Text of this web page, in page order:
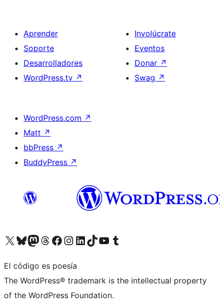
Aprender
Soporte
Desarrolladores
WordPress.tv ↗
Involúcrate
Eventos
Donar ↗
Swag ↗
WordPress.com ↗
Matt ↗
bbPress ↗
BuddyPress ↗
Visita nuestra cuenta de X (anteriormente Twitter)
Visita nuestra cuenta de Bluesky
Visita nuestra cuenta de Mastodon
Visita nuestra cuenta de Threads
Visita nuestra página de Facebook
Visita nuestra cuenta de Instagram
Visita nuestra cuenta de LinkedIn
Visita nuestra cuenta de TikTok
Visita nuestro canal de YouTube
Visita nuestra cuenta de Tumblr
El código es poesía
The WordPress® trademark is the intellectual property
of the WordPress Foundation.